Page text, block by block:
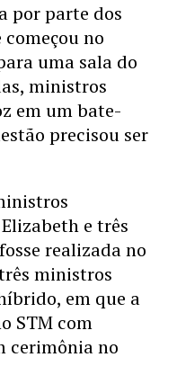
por parte dos
começou no
uma sala do
ministros
em um bate-
precisou ser
e três
realizada no
ministros
em que a
STM com
cerimônia no